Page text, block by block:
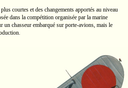
courtes et des changements apportés au niveau
dans la compétition organisée par la marine
un chasseur embarqué sur porte-avions, mais le